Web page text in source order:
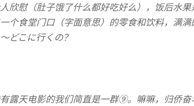
欣慰（肚子饿了什么都好吃好么），饭后水
个食堂门口（字面意思）的零食和饮料，满
どこに行くの？
露天电影的我们简直是一群⑨。嘛嘛，归侨